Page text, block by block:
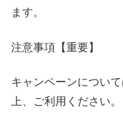
ます。
注意事項【重要】
キャンペーンについ
上、ご利用ください。